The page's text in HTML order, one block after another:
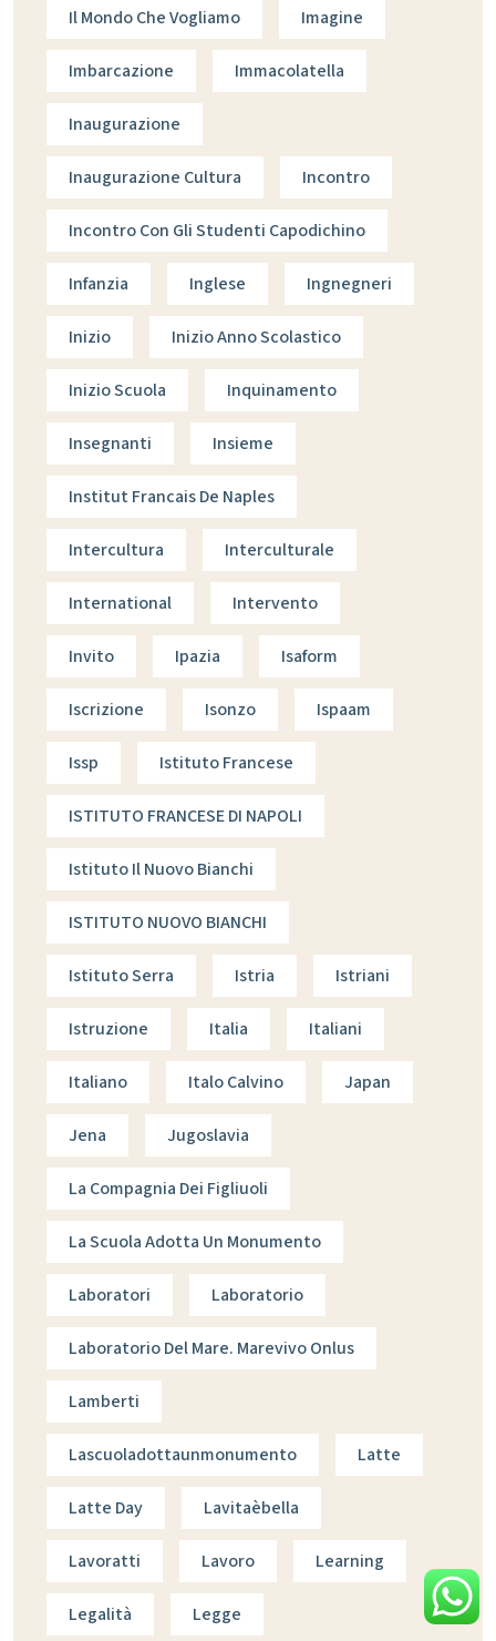
Il Mondo Che Vogliamo Imagine
Imbarcazione Immacolatella
Inaugurazione
Inaugurazione Cultura Incontro
Incontro Con Gli Studenti Capodichino
Infanzia Inglese Ingnegneri
Inizio Inizio Anno Scolastico
Inizio Scuola Inquinamento
Insegnanti Insieme
Institut Francais De Naples
Intercultura Interculturale
International Intervento
Invito Ipazia Isaform
Iscrizione Isonzo Ispaam
Issp Istituto Francese
ISTITUTO FRANCESE DI NAPOLI
Istituto Il Nuovo Bianchi
ISTITUTO NUOVO BIANCHI
Istituto Serra Istria Istriani
Istruzione Italia Italiani
Italiano Italo Calvino Japan
Jena Jugoslavia
La Compagnia Dei Figliuoli
La Scuola Adotta Un Monumento
Laboratori Laboratorio
Laboratorio Del Mare. Marevivo Onlus
Lamberti
Lascuoladottaunmonumento Latte
Latte Day Lavitaèbella
Lavoratti Lavoro Learning
Legalità Legge